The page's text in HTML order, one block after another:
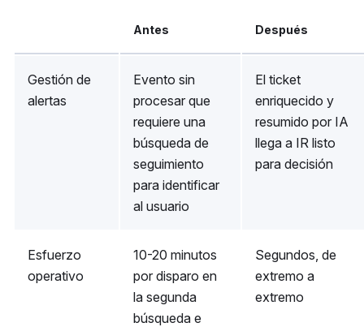
Antes Después
Gestión de
alertas
Evento sin
procesar que
requiere una
búsqueda de
seguimiento
para identificar
al usuario
El ticket
enriquecido y
resumido por IA
llega a IR listo
para decisión
Esfuerzo
operativo
10-20 minutos
por disparo en
la segunda
búsqueda e
Segundos, de
extremo a
extremo